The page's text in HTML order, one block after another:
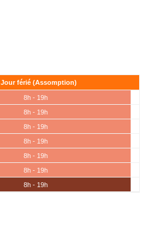
Jour férié (Assomption)
8h - 19h
8h - 19h
8h - 19h
8h - 19h
8h - 19h
8h - 19h
8h - 19h